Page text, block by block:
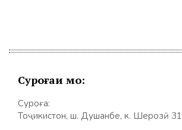
Суроғаи мо:
Суроға:
Тоҷикистон, ш. Душанбе, к. Шерозӣ 31